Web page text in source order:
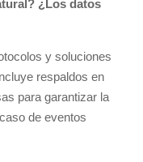
¿Los datos
y soluciones
respaldos en
para garantizar la
de eventos